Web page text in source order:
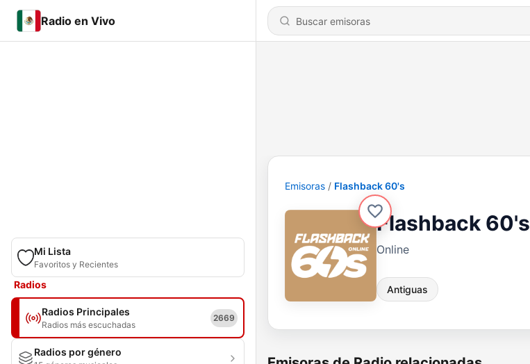
Radio en Vivo
Mi Lista
Favoritos y Recientes
Radios
Radios Principales
Radios más escuchadas
2669
Radios por género
Emisoras Flashback 60's
Flashback 60's
Online
Antiguas